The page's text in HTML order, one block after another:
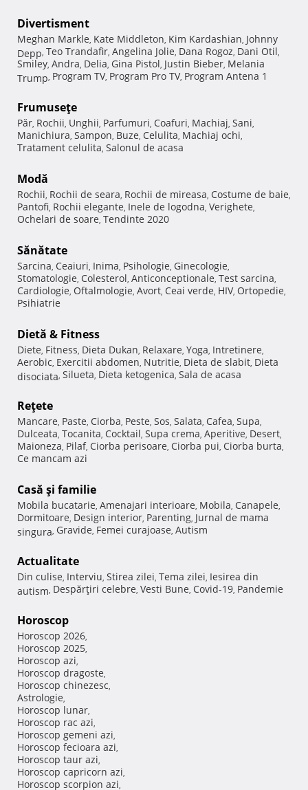
Divertisment
Meghan Markle, Kate Middleton, Kim Kardashian, Johnny
Depp, Teo Trandafir, Angelina Jolie, Dana Rogoz, Dani Otil,
Smiley, Andra, Delia, Gina Pistol, Justin Bieber, Melania
Trump, Program TV, Program Pro TV, Program Antena 1
Frumuseţe
Păr, Rochii, Unghii, Parfumuri, Coafuri, Machiaj, Sani,
Manichiura, Sampon, Buze, Celulita, Machiaj ochi,
Tratament celulita, Salonul de acasa
Modă
Rochii, Rochii de seara, Rochii de mireasa, Costume de baie,
Pantofi, Rochii elegante, Inele de logodna, Verighete,
Ochelari de soare, Tendinte 2020
Sănătate
Sarcina, Ceaiuri, Inima, Psihologie, Ginecologie,
Stomatologie, Colesterol, Anticonceptionale, Test sarcina,
Cardiologie, Oftalmologie, Avort, Ceai verde, HIV, Ortopedie,
Psihiatrie
Dietă & Fitness
Diete, Fitness, Dieta Dukan, Relaxare, Yoga, Intretinere,
Aerobic, Exercitii abdomen, Nutritie, Dieta de slabit, Dieta
disociata, Silueta, Dieta ketogenica, Sala de acasa
Reţete
Mancare, Paste, Ciorba, Peste, Sos, Salata, Cafea, Supa,
Dulceata, Tocanita, Cocktail, Supa crema, Aperitive, Desert,
Maioneza, Pilaf, Ciorba perisoare, Ciorba pui, Ciorba burta,
Ce mancam azi
Casă şi familie
Mobila bucatarie, Amenajari interioare, Mobila, Canapele,
Dormitoare, Design interior, Parenting, Jurnal de mama
singura, Gravide, Femei curajoase, Autism
Actualitate
Din culise, Interviu, Stirea zilei, Tema zilei, Iesirea din
autism, Despărţiri celebre, Vesti Bune, Covid-19, Pandemie
Horoscop
Horoscop 2026,
Horoscop 2025,
Horoscop azi,
Horoscop dragoste,
Horoscop chinezesc,
Astrologie,
Horoscop lunar,
Horoscop rac azi,
Horoscop gemeni azi,
Horoscop fecioara azi,
Horoscop taur azi,
Horoscop capricorn azi,
Horoscop scorpion azi,